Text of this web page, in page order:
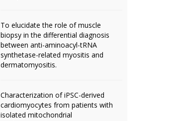
To elucidate the role of muscle
biopsy in the differential diagnosis
between anti-aminoacyl-tRNA
synthetase-related myositis and
dermatomyositis.
Characterization of iPSC-derived
cardiomyocytes from patients with
isolated mitochondrial